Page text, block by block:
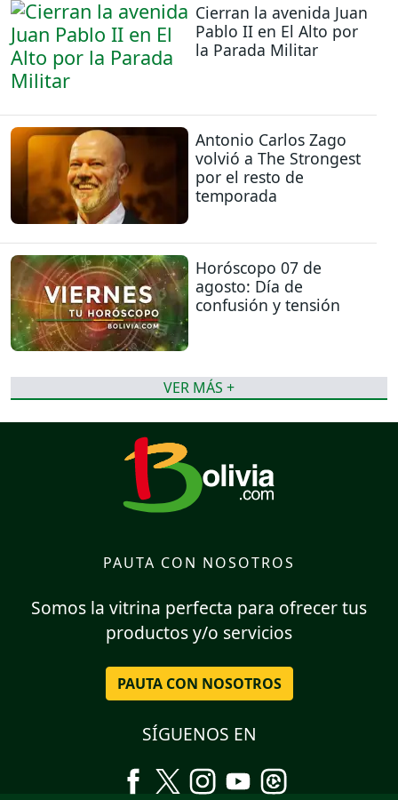
Cierran la avenida Juan
Pablo II en El Alto por
la Parada Militar
Antonio Carlos Zago
volvió a The Strongest
por el resto de
temporada
Horóscopo 07 de
agosto: Día de
confusión y tensión
VER MÁS +
PAUTA CON NOSOTROS
Somos la vitrina perfecta para ofrecer tus
productos y/o servicios
PAUTA CON NOSOTROS
SÍGUENOS EN